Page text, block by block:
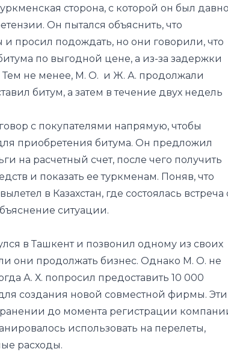
по выгодной цене, а из-за задержки
не менее, М. О. и Ж. А. продолжали
битум, а затем в течение двух недель
с покупателями напрямую, чтобы
приобретения битума. Он предложил
на расчетный счет, после чего получить
и показать ее туркменам. Поняв, что
в Казахстан, где состоялась встреча с
ситуации.
в Ташкент и позвонил одному из своих
они продолжать бизнес. Однако М. О. не
А. Х. попросил предоставить 10 000
создания новой совместной фирмы. Эти
до момента регистрации компании
использовать на перелеты,
расходы.
о том, что А. Х. будет
а два других партнера -
они передали 400 долларов, затем еще